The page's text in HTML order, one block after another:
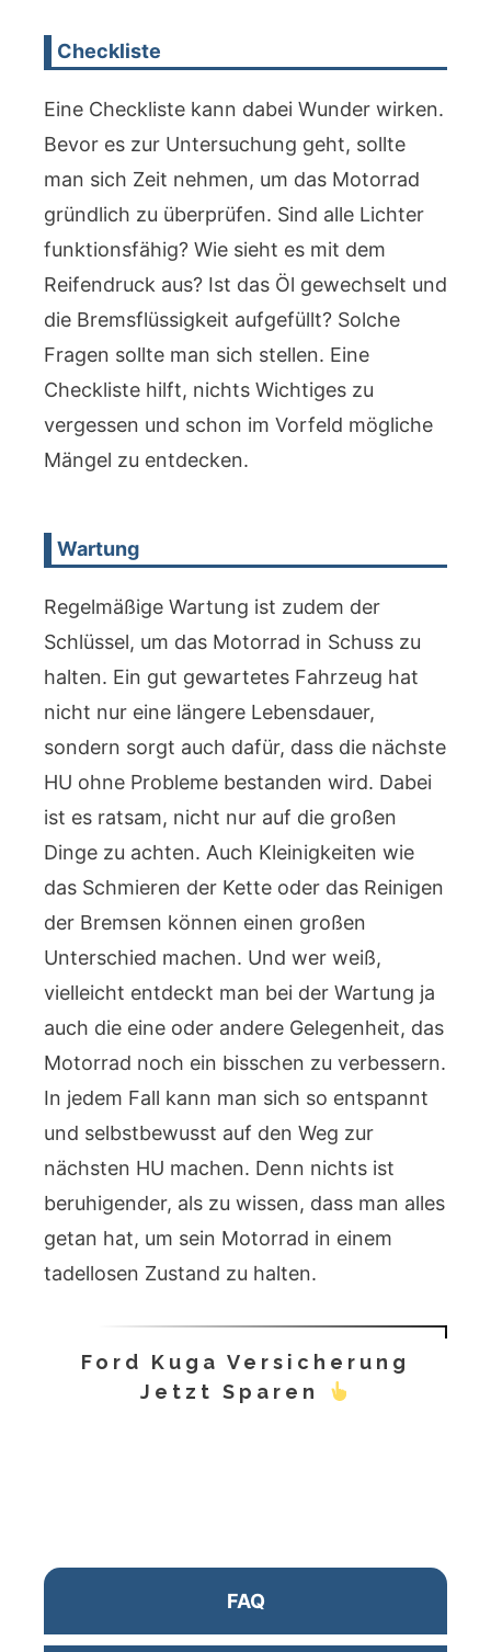
Checkliste
Eine Checkliste kann dabei Wunder wirken.
Bevor es zur Untersuchung geht, sollte
man sich Zeit nehmen, um das Motorrad
gründlich zu überprüfen. Sind alle Lichter
funktionsfähig? Wie sieht es mit dem
Reifendruck aus? Ist das Öl gewechselt und
die Bremsflüssigkeit aufgefüllt? Solche
Fragen sollte man sich stellen. Eine
Checkliste hilft, nichts Wichtiges zu
vergessen und schon im Vorfeld mögliche
Mängel zu entdecken.
Wartung
Regelmäßige Wartung ist zudem der
Schlüssel, um das Motorrad in Schuss zu
halten. Ein gut gewartetes Fahrzeug hat
nicht nur eine längere Lebensdauer,
sondern sorgt auch dafür, dass die nächste
HU ohne Probleme bestanden wird. Dabei
ist es ratsam, nicht nur auf die großen
Dinge zu achten. Auch Kleinigkeiten wie
das Schmieren der Kette oder das Reinigen
der Bremsen können einen großen
Unterschied machen. Und wer weiß,
vielleicht entdeckt man bei der Wartung ja
auch die eine oder andere Gelegenheit, das
Motorrad noch ein bisschen zu verbessern.
In jedem Fall kann man sich so entspannt
und selbstbewusst auf den Weg zur
nächsten HU machen. Denn nichts ist
beruhigender, als zu wissen, dass man alles
getan hat, um sein Motorrad in einem
tadellosen Zustand zu halten.
Ford Kuga Versicherung
Jetzt Sparen
FAQ